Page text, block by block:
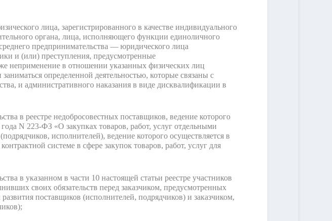
лица, зарегистрированного в качестве индивидуального
органа, лица, исполняющего функции единоличного
предпринимательства — юридического лица
и (или) преступления, предусмотренные
неприменение в отношении указанных физических лиц
определенной деятельностью, которые связаны с
и административного наказания в виде дисквалификации в
в реестре недобросовестных поставщиков, ведение которого
N 223-ФЗ «О закупках товаров, работ, услуг отдельными
исполнителей), ведение которого осуществляется в
системе в сфере закупок товаров, работ, услуг для
в указанном в части 10 настоящей статьи реестре участников
своих обязательств перед заказчиком, предусмотренных
поставщиков (исполнителей, подрядчиков) и заказчиком,